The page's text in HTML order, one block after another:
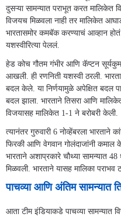
दुसऱ्या सामन्यात पराभूत करत
विजयच मिळवला नाही तर मालिकेत
भारतासमोर कमबॅक करण्याचं आव्हान
यशस्वीरित्या पेललं.
हेड कोच गौतम गंभीर आणि कॅप्टन
आखली. ही रणनिती यशस्वी ठरली.
बदल केले. या निर्णयामुळे अपेक्षित बदल
बदल झाला. भारताने तिसरा आणि
विजयासह मालिकेत 1-1 ने बरोबरी केली.
त्यानंतर गुरुवारी 6 नोव्हेंबरला भारताने
फिरकी आणि वेगवान गोलंदाजांनी
भारताने अशाप्रकारे चौथ्या सामन्यात
मिळवली. भारताने यासह मालिका पराभव
पाचव्या आणि अंतिम सामन्यात
आता टीम इंडियाकडे पाचव्या सामन्यात